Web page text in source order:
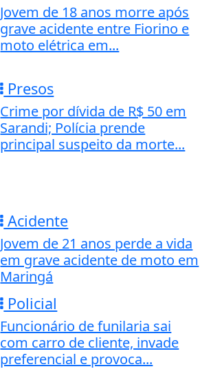
Jovem de 18 anos morre após
grave acidente entre Fiorino e
moto elétrica em...
Presos
Crime por dívida de R$ 50 em
Sarandi; Polícia prende
principal suspeito da morte...
Acidente
Jovem de 21 anos perde a vida
em grave acidente de moto em
Maringá
Policial
Funcionário de funilaria sai
com carro de cliente, invade
preferencial e provoca...